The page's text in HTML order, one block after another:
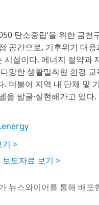
탄소중립’을 위한 금
공간으로, 기후위기 대
시설이다. 에너지 절약과
양한 생활밀착형 환경
. 더불어 지역 내 단체 및
을 발굴·실현해가고 있다.
기 >
도자료 보기 >
뉴스와이어를 통해 배포